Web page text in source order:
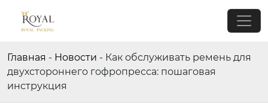
Главная - Новости - Как обслуживать ремень для
двухстороннего гофропресса: пошаговая
инструкция